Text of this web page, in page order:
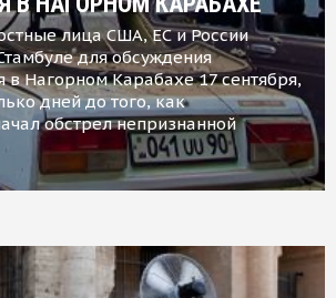
лица США, ЕС и России
для обсуждения
в Нагорном Карабахе 17 сентября,
дней до того, как
обстрел непризнанной